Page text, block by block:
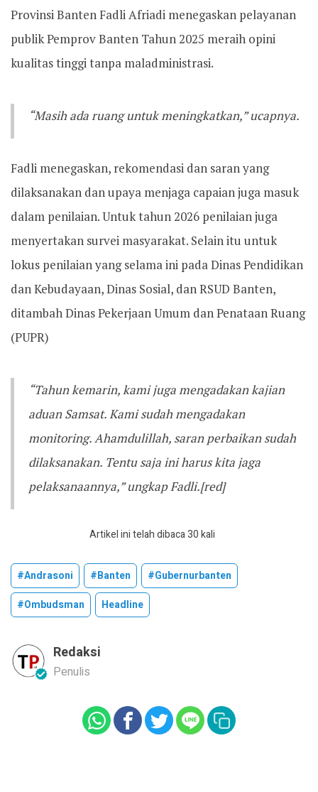
Provinsi Banten Fadli Afriadi menegaskan pelayanan
publik Pemprov Banten Tahun 2025 meraih opini
kualitas tinggi tanpa maladministrasi.
“Masih ada ruang untuk meningkatkan,” ucapnya.
Fadli menegaskan, rekomendasi dan saran yang
dilaksanakan dan upaya menjaga capaian juga masuk
dalam penilaian. Untuk tahun 2026 penilaian juga
menyertakan survei masyarakat. Selain itu untuk
lokus penilaian yang selama ini pada Dinas Pendidikan
dan Kebudayaan, Dinas Sosial, dan RSUD Banten,
ditambah Dinas Pekerjaan Umum dan Penataan Ruang
(PUPR)
“Tahun kemarin, kami juga mengadakan kajian
aduan Samsat. Kami sudah mengadakan
monitoring. Ahamdulillah, saran perbaikan sudah
dilaksanakan. Tentu saja ini harus kita jaga
pelaksanaannya,” ungkap Fadli.[red]
Artikel ini telah dibaca 30 kali
#andrasoni #banten
#gubernurbanten
#ombudsman
Headline
Redaksi
Penulis